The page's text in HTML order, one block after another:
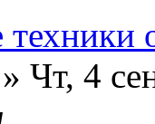
» Чт, 4